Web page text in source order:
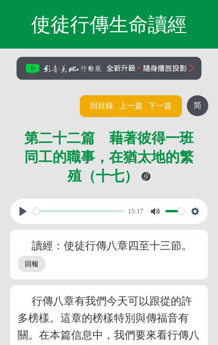
使徒行傳生命讀經
简
回目錄 上一篇 下一篇
第二十二篇 藉著彼得一班
同工的職事，在猶太地的繁
殖（十七）
15:17
讀經：使徒行傳八章四至十三節。
行傳八章有我們今天可以跟從的許
多榜樣。這章的榜樣特別與傳福音有
關。在本篇信息中，我們要來看行傳八